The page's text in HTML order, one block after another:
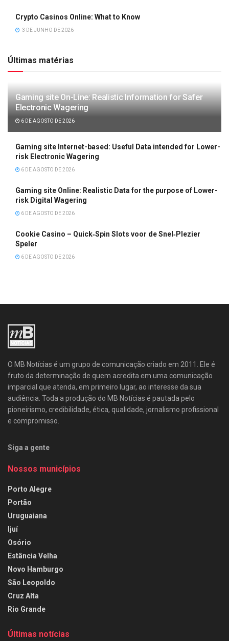
Crypto Casinos Online: What to Know
3 DE JUNHO DE 2026
Últimas matérias
Gaming site On-Line: Realistic Information for Safer
Electronic Wagering
6 DE AGOSTO DE 2026
Gaming site Internet-based: Useful Data intended for Lower-
risk Electronic Wagering
6 DE AGOSTO DE 2026
Gaming site Online: Realistic Data for the purpose of Lower-
risk Digital Wagering
6 DE AGOSTO DE 2026
Cookie Casino – Quick‑Spin Slots voor de Snel‑Plezier
Speler
6 DE AGOSTO DE 2026
O MB Notícias é um grupo de comunicação criado em 2011. Ele é
fruto da determinação de quem acredita em uma comunicação
imparcial que atenda, em primeiro lugar, ao interesse da sua
audiência. Toda a produção do MB Notícias é pautada pelo
pioneirismo, credibilidade, ética, qualidade, jornalismo profissional
e compromisso.
Siga a gente
Nossos municípios
Porto Alegre
Portão
Uruguaiana
Ijuí
Osório
Estância Velha
Novo Hamburgo
São Leopoldo
Cruz Alta
Rio Grande
Últimas notícias